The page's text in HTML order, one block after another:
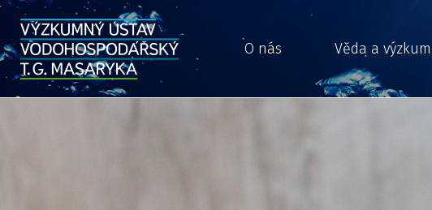
O nás Věda a výzkum